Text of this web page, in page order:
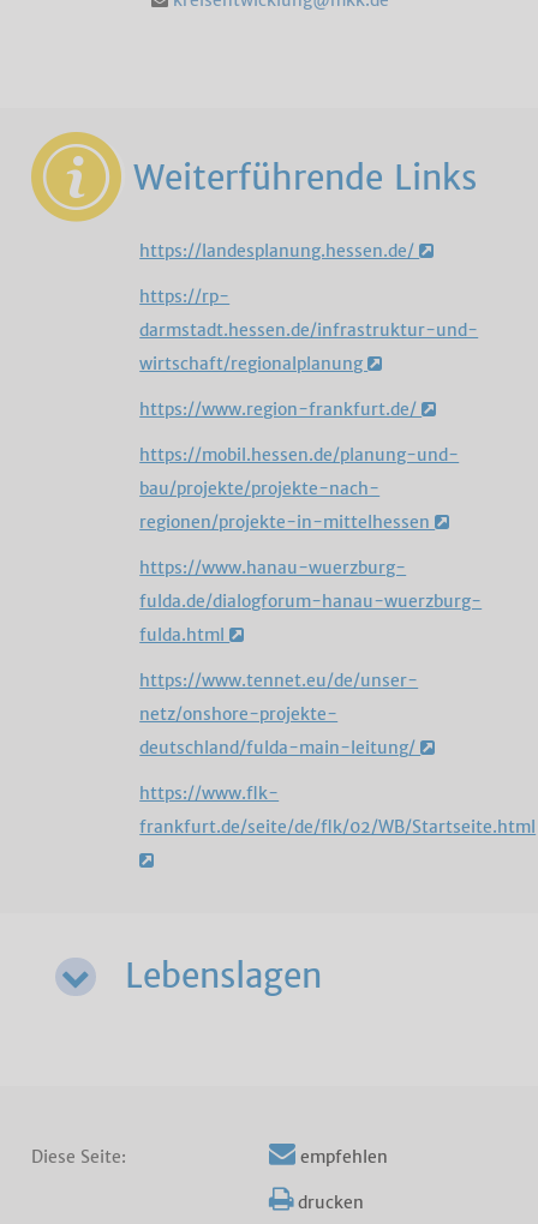
Weiterführende Links
https://landesplanung.hessen.de/
https://rp-
darmstadt.hessen.de/infrastruktur-und-
wirtschaft/regionalplanung
https://www.region-frankfurt.de/
https://mobil.hessen.de/planung-und-
bau/projekte/projekte-nach-
regionen/projekte-in-mittelhessen
https://www.hanau-wuerzburg-
fulda.de/dialogforum-hanau-wuerzburg-
fulda.html
https://www.tennet.eu/de/unser-
netz/onshore-projekte-
deutschland/fulda-main-leitung/
https://www.flk-
frankfurt.de/seite/de/flk/02/WB/Startseite.html
Lebenslagen
Diese Seite: empfehlen
drucken